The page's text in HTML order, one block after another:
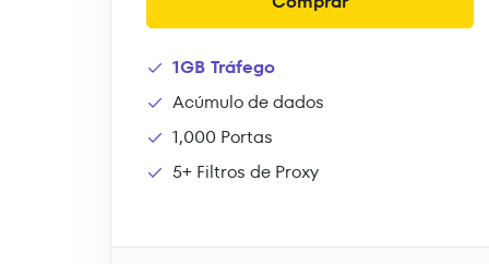
1GB Tráfego
Acúmulo de dados
1,000 Portas
5+ Filtros de Proxy